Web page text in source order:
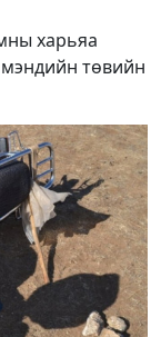
харьяа
төвийн